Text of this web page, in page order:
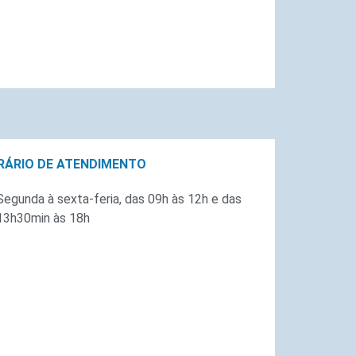
DE ATENDIMENTO
à sexta-feria, das 09h às 12h e das
às 18h